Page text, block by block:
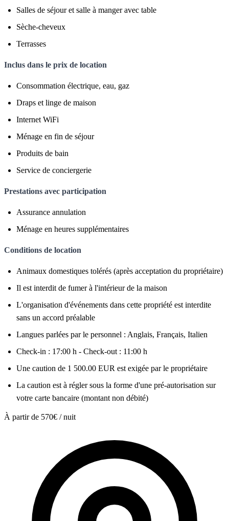
Salles de séjour et salle à manger avec table
Sèche-cheveux
Terrasses
Inclus dans le prix de location
Consommation électrique, eau, gaz
Draps et linge de maison
Internet WiFi
Ménage en fin de séjour
Produits de bain
Service de conciergerie
Prestations avec participation
Assurance annulation
Ménage en heures supplémentaires
Conditions de location
Animaux domestiques tolérés (après acceptation du propriétaire)
Il est interdit de fumer à l'intérieur de la maison
L'organisation d'événements dans cette propriété est interdite
sans un accord préalable
Langues parlées par le personnel : Anglais, Français, Italien
Check-in : 17:00 h - Check-out : 11:00 h
Une caution de 1 500.00 EUR est exigée par le propriétaire
La caution est à régler sous la forme d'une pré-autorisation sur
votre carte bancaire (montant non débité)
À partir de 570€ / nuit